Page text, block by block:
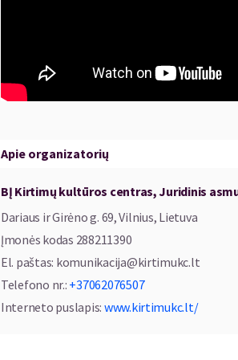
Apie organizatorių
BĮ Kirtimų kultūros centras, Juridinis
Dariaus ir Girėno g. 69, Vilnius, Lietuva
Įmonės kodas 288211390
El. paštas: komunikacija@kirtimukc.lt
Telefono nr.: +37062076507
Interneto puslapis: www.kirtimukc.lt/